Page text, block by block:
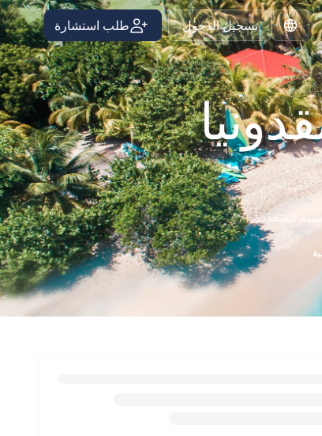
Arabic
تسجيل الدخول طلب استشارة
المتعددة.